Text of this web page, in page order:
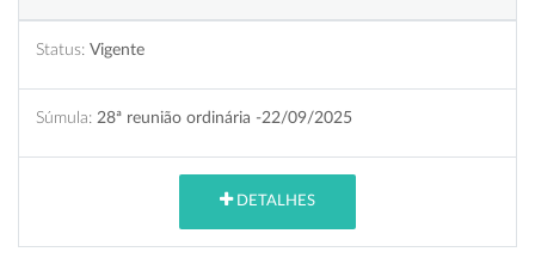
Status: Vigente
Súmula: 28ª reunião ordinária -22/09/2025
DETALHES